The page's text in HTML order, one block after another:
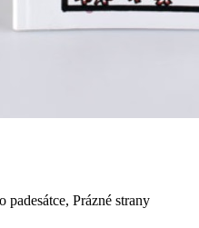
Prázné strany